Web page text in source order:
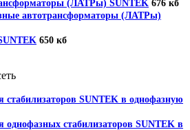
(ЛАТРы) SUNTEK 676 кб
автотрансформаторы (ЛАТРы)
650 кб
стабилизаторов SUNTEK в однофазную
однофазных стабилизаторов SUNTEK в